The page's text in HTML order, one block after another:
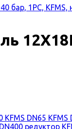
KFMS DN65 KFMS
редуктор